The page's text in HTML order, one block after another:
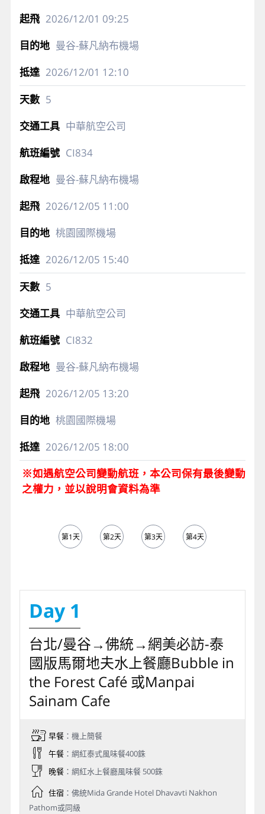
2026/12/01 09:25
曼谷-蘇凡納布機場
2026/12/01 12:10
5
中華航空公司
CI834
曼谷-蘇凡納布機場
2026/12/05 11:00
桃園國際機場
2026/12/05 15:40
5
中華航空公司
CI832
曼谷-蘇凡納布機場
2026/12/05 13:20
桃園國際機場
2026/12/05 18:00
※如遇航空公司變動航班，本公司保有最後變動
之權力，並以說明會資料為準
第1天 第2天 第3天 第4天
Day 1
台北/曼谷→佛統→網美必訪-泰
國版馬爾地夫水上餐廳Bubble in
the Forest Café 或Manpai
Sainam Cafe
早餐：機上簡餐
午餐：網紅泰式風味餐400銖
晚餐：網紅水上餐廳風味餐 500銖
住宿：佛統Mida Grande Hotel Dhavavti Nakhon
Pathom或同級